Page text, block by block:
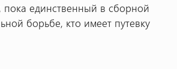
пока единственный в сборной
борьбе, кто имеет путевку